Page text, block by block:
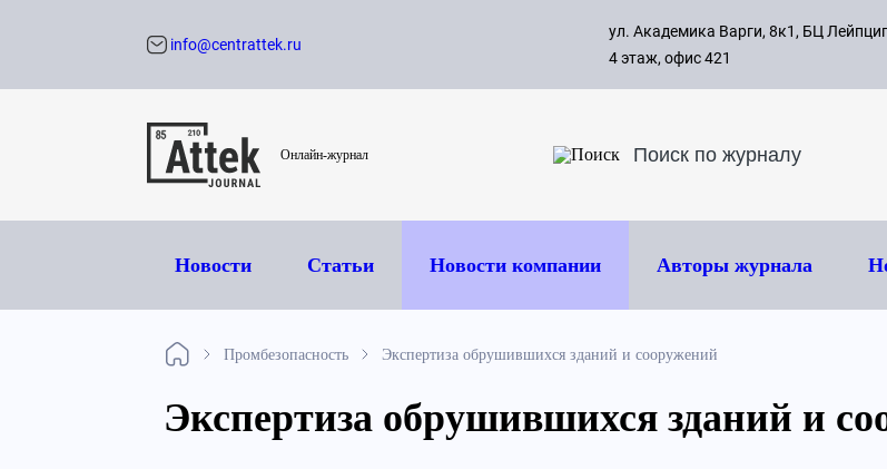
info@centrattek.ru
ул. Академика Варги, 8к1, БЦ
4 этаж, офис 421
Онлайн-журнал
Новости Статьи Новости компании Авторы журнала
Промбезопасность Экспертиза обрушившихся зданий и сооружений
Экспертиза обрушившихся зданий и